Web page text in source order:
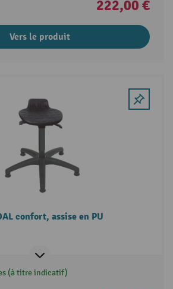
222,00 €
Vers le produit
confort, assise en PU
(à titre indicatif)